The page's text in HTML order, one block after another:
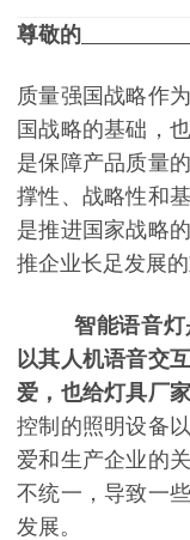
尊敬的
质量强国战略作
国战略的基础，
是保障产品质量
撑性、战略性和
是推进国家战略
推企业长足发展的
智能语音灯
以其人机语音交
爱，也给灯具厂
控制的照明设备
爱和生产企业的
不统一，导致一
发展。